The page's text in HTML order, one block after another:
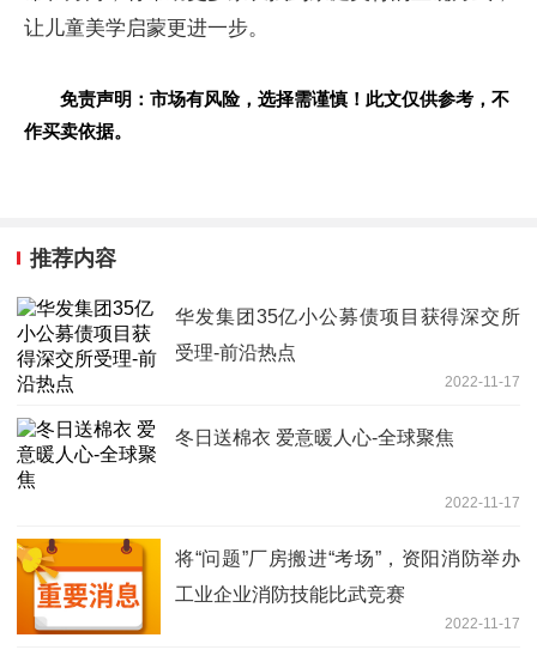
让儿童美学启蒙更进一步。
免责声明：市场有风险，选择需谨慎！此文仅供参考，不
作买卖依据。
推荐内容
华发集团35亿小公募债项目获得深交所
受理-前沿热点
2022-11-17
冬日送棉衣 爱意暖人心-全球聚焦
2022-11-17
将“问题”厂房搬进“考场”，资阳消防举办
工业企业消防技能比武竞赛
2022-11-17